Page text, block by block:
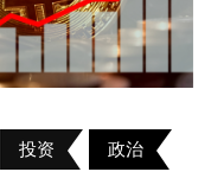
投资 政治